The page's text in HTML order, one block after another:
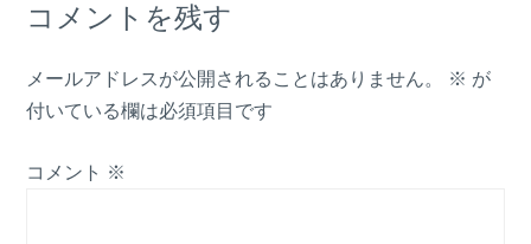
コメントを残す
メールアドレスが公開されることはありません。 ※ が
付いている欄は必須項目です
コメント ※